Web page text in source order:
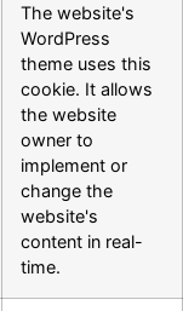
The website's
WordPress
theme uses this
cookie. It allows
the website
owner to
implement or
change the
website's
content in real-
time.